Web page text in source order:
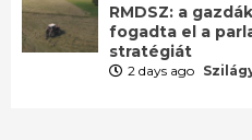
RMDSZ: a
fogadta el a
stratégiát
2 days ago